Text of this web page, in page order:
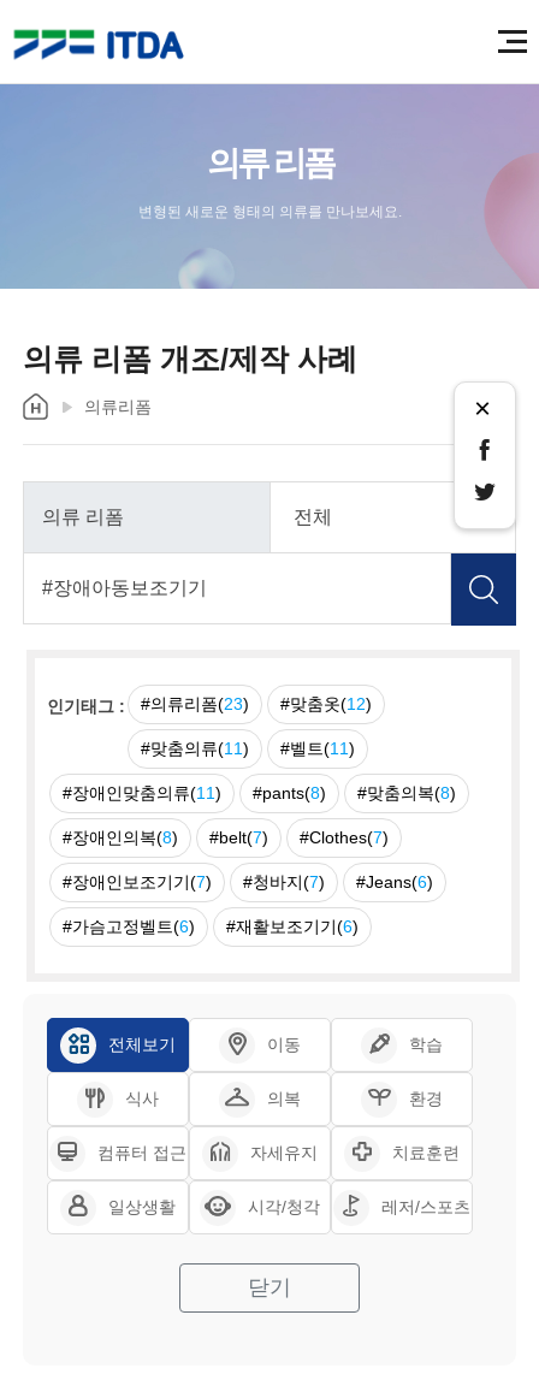
의류 리폼
변형된 새로운 형태의 의류를 만나보세요.
의류 리폼 개조/제작 사례
의류리폼 ×
인기태그 : #의류리폼(23) #맞춤옷(12)
#맞춤의류(11) #벨트(11)
#장애인맞춤의류(11) #pants(8) #맞춤의복(8)
#장애인의복(8) #belt(7) #Clothes(7)
#장애인보조기기(7) #청바지(7) #Jeans(6)
#가슴고정벨트(6) #재활보조기기(6)
전체보기 이동 학습
식사 의복 환경
컴퓨터 접근 자세유지 치료훈련
일상생활 시각/청각 레저/스포츠
닫기